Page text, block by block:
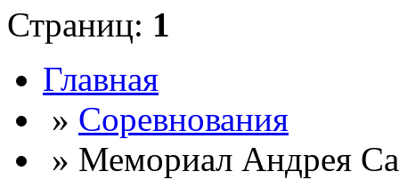
Страниц: 1
Главная
» Соревнования
» Мемориал Андрея